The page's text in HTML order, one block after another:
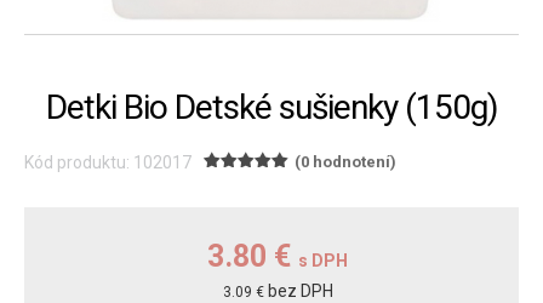
Detki Bio Detské sušienky (150g)
Kód produktu: 102017 (0 hodnotení)
3.80 € s DPH
3.09 € bez DPH